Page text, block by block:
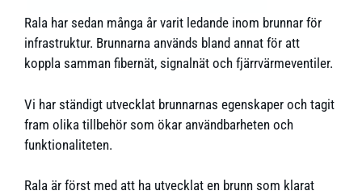
Rala har sedan många år varit ledande inom brunnar för
infrastruktur. Brunnarna används bland annat för att
koppla samman fibernät, signalnät och fjärrvärmeventiler.
Vi har ständigt utvecklat brunnarnas egenskaper och tagit
fram olika tillbehör som ökar användbarheten och
funktionaliteten.
Rala är först med att ha utvecklat en brunn som klarat